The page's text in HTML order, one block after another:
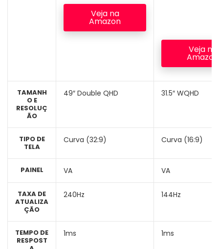
TAMANH
OE
RESOLUÇ
ÃO
TIPO DE
TELA
PAINEL
TAXA DE
ATUALIZA
ÇÃO
TEMPO DE
RESPOST
Veja na
Amazon
49″ Double QHD
Curva (32:9)
VA
240Hz
1ms
Veja na
Amazon
31.5″ WQHD
Curva (16:9)
VA
144Hz
1ms